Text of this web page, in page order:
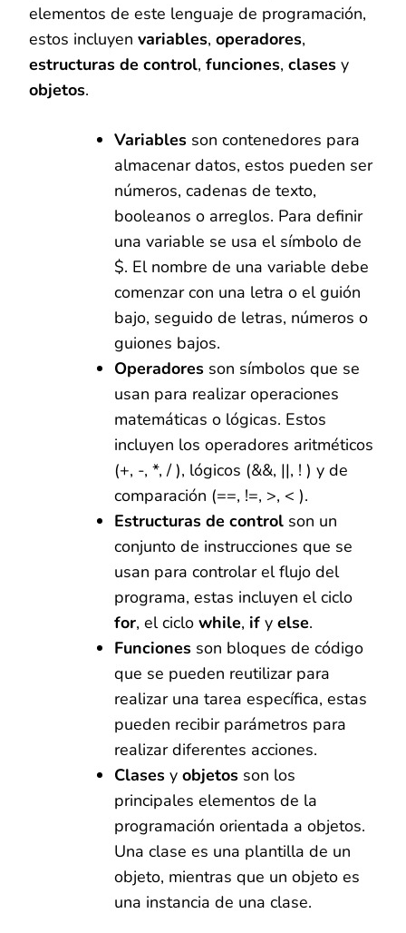
elementos de este lenguaje de programación,
estos incluyen variables, operadores,
estructuras de control, funciones, clases y
objetos.
Variables son contenedores para
almacenar datos, estos pueden ser
números, cadenas de texto,
booleanos o arreglos. Para definir
una variable se usa el símbolo de
$. El nombre de una variable debe
comenzar con una letra o el guión
bajo, seguido de letras, números o
guiones bajos.
Operadores son símbolos que se
usan para realizar operaciones
matemáticas o lógicas. Estos
incluyen los operadores aritméticos
(+, -, *, / ), lógicos (&&, ||, ! ) y de
comparación (==, !=, >, < ).
Estructuras de control son un
conjunto de instrucciones que se
usan para controlar el flujo del
programa, estas incluyen el ciclo
for, el ciclo while, if y else.
Funciones son bloques de código
que se pueden reutilizar para
realizar una tarea específica, estas
pueden recibir parámetros para
realizar diferentes acciones.
Clases y objetos son los
principales elementos de la
programación orientada a objetos.
Una clase es una plantilla de un
objeto, mientras que un objeto es
una instancia de una clase.